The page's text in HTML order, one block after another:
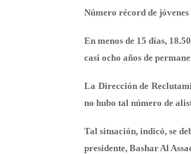
Número récord de
En menos de 15 días,
casi ocho años de
La Dirección de
no hubo tal número de
Tal situación, indicó, se
presidente, Bashar Al